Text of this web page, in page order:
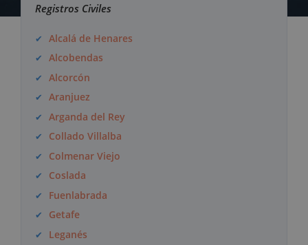
Registros Civiles
Alcalá de Henares
Alcobendas
Alcorcón
Aranjuez
Arganda del Rey
Collado Villalba
Colmenar Viejo
Coslada
Fuenlabrada
Getafe
Leganés